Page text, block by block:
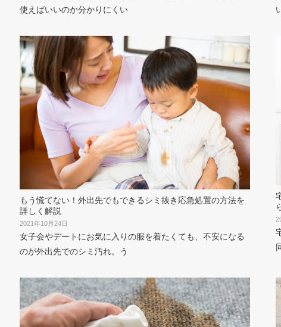
使えばいいのか分かりにくい
もう慌てない！外出先でもできるシミ抜き応急処置の方法を
詳しく解説
2021年10月24日
女子会やデートにお気に入りの服を着たくても、不安になる
のが外出先でのシミ汚れ。う